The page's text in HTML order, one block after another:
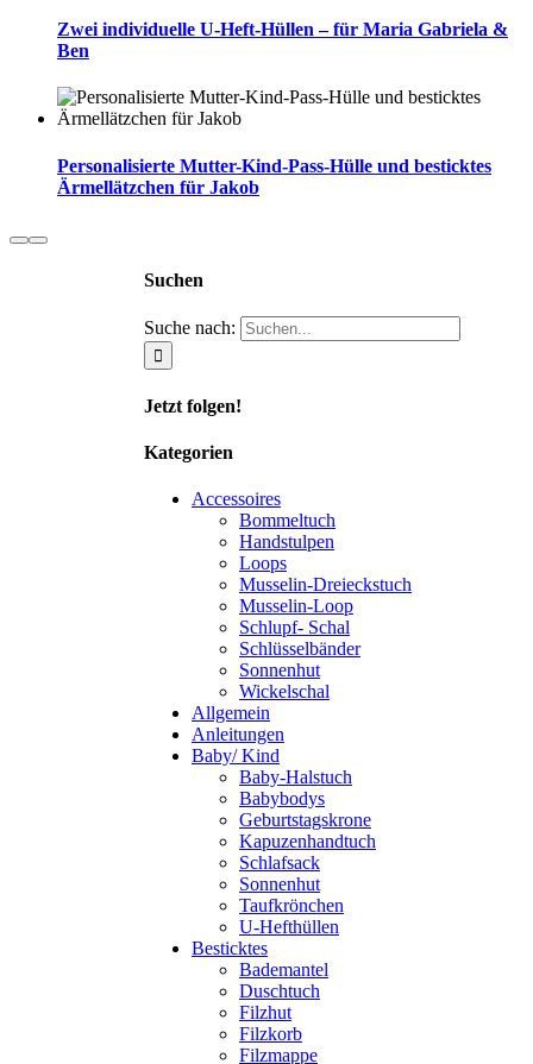
Zwei individuelle U-Heft-Hüllen – für Maria Gabriela &
Ben
Personalisierte Mutter-Kind-Pass-Hülle und besticktes
Ärmellätzchen für Jakob
Suchen
Suche nach:
Jetzt folgen!
Kategorien
Accessoires
Bommeltuch
Handstulpen
Loops
Musselin-Dreieckstuch
Musselin-Loop
Schlupf- Schal
Schlüsselbänder
Sonnenhut
Wickelschal
Allgemein
Anleitungen
Baby/ Kind
Baby-Halstuch
Babybodys
Geburtstagskrone
Kapuzenhandtuch
Schlafsack
Sonnenhut
Taufkrönchen
U-Hefthüllen
Besticktes
Bademantel
Duschtuch
Filzhut
Filzkorb
Filzmappe